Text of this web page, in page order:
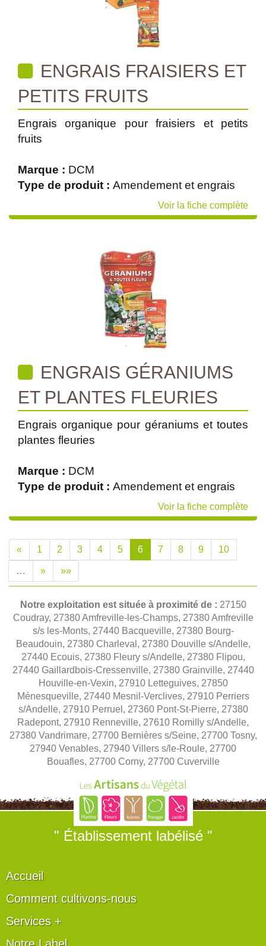
ENGRAIS FRAISIERS ET
PETITS FRUITS
Engrais organique pour fraisiers et petits
fruits
Marque : DCM
Type de produit : Amendement et engrais
Voir la fiche complète
ENGRAIS GÉRANIUMS
ET PLANTES FLEURIES
Engrais organique pour géraniums et toutes
plantes fleuries
Marque : DCM
Type de produit : Amendement et engrais
Voir la fiche complète
« 1 2 3 4 5 6 7 8 9 10
… » »»
Notre exploitation est située à proximité de : 27150
Coudray, 27380 Amfreville-les-Champs, 27380 Amfreville
s/s les-Monts, 27440 Bacqueville, 27380 Bourg-
Beaudouin, 27380 Charleval, 27380 Douville s/Andelle,
27440 Ecouis, 27380 Fleury s/Andelle, 27380 Flipou,
27440 Gaillardbois-Cressenville, 27380 Grainville, 27440
Houville-en-Vexin, 27910 Letteguives, 27850
Ménesqueville, 27440 Mesnil-Verclives, 27910 Perriers
s/Andelle, 27910 Perruel, 27360 Pont-St-Pierre, 27380
Radepont, 27910 Renneville, 27610 Romilly s/Andelle,
27380 Vandrimare, 27700 Bernières s/Seine, 27700 Tosny,
27940 Venables, 27940 Villers s/le-Roule, 27700
Bouafles, 27700 Corny, 27700 Cuverville
" Établissement labélisé "
Accueil
Comment cultivons-nous
Services +